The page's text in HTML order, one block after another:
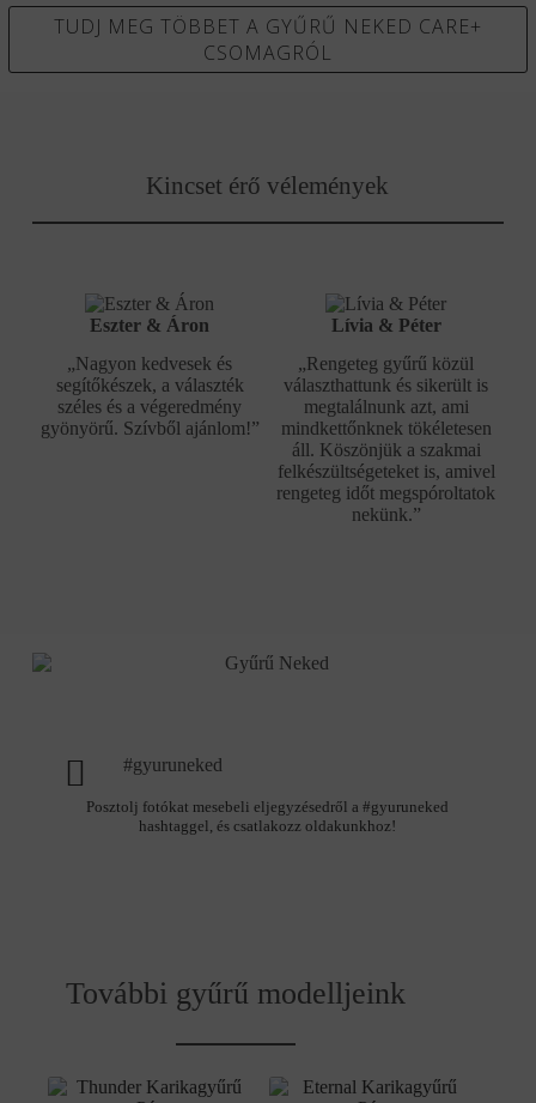
TUDJ MEG TÖBBET A GYŰRŰ NEKED CARE+
CSOMAGRÓL
Kincset érő vélemények
Eszter & Áron
„Nagyon kedvesek és
segítőkészek, a választék
széles és a végeredmény
gyönyörű. Szívből ajánlom!”
Lívia & Péter
„Rengeteg gyűrű közül
választhattunk és sikerült is
megtalálnunk azt, ami
mindkettőnknek tökéletesen
áll. Köszönjük a szakmai
felkészültségeteket is, amivel
rengeteg időt megspóroltatok
nekünk.”
#gyuruneked
Posztolj fotókat mesebeli eljegyzésedről a #gyuruneked
hashtaggel, és csatlakozz oldakunkhoz!
További gyűrű modelljeink